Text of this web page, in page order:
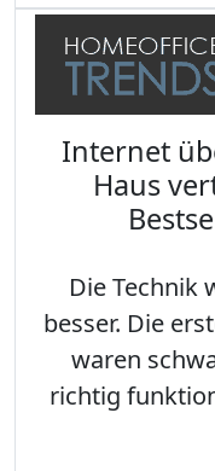
Internet
Haus
Die Technik
besser. Die
waren
richtig